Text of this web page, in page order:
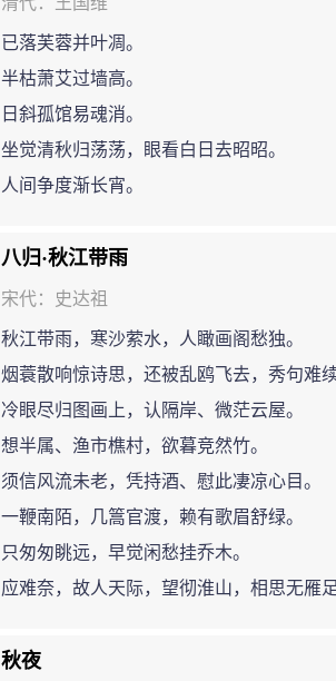
已落芙蓉并叶凋。
半枯萧艾过墙高。
日斜孤馆易魂消。
坐觉清秋归荡荡，眼看白日去昭昭。
人间争度渐长宵。
八归·秋江带雨
宋代：史达祖
秋江带雨，寒沙萦水，人瞰画阁愁独。
烟蓑散响惊诗思，还被乱鸥飞去，秀句难
冷眼尽归图画上，认隔岸、微茫云屋。
想半属、渔市樵村，欲暮竞然竹。
须信风流未老，凭持酒、慰此凄凉心目。
一鞭南陌，几篙官渡，赖有歌眉舒绿。
只匆匆眺远，早觉闲愁挂乔木。
应难奈，故人天际，望彻淮山，相思无雁
秋夜